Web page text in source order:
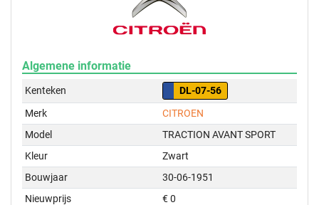
Algemene informatie
Kenteken
DL-07-56
Merk
CITROEN
Model
TRACTION AVANT SPORT
Kleur
Zwart
Bouwjaar
30-06-1951
Nieuwprijs
€ 0